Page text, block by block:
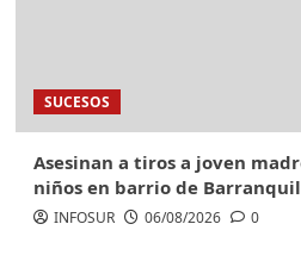
SUCESOS
Asesinan a tiros a joven
niños en barrio de
INFOSUR 06/08/2026 0